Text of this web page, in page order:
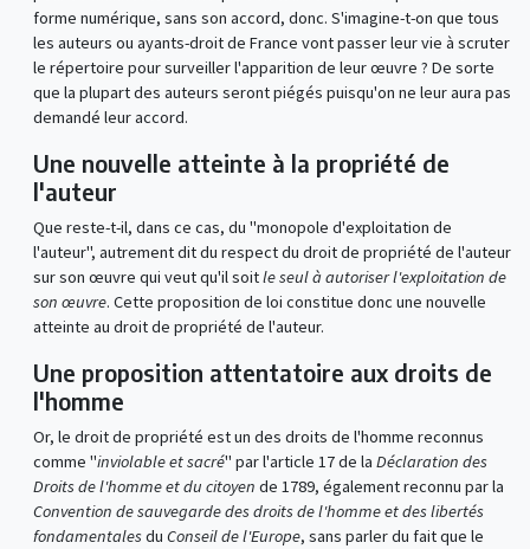
forme numérique, sans son accord, donc. S'imagine-t-on que tous
les auteurs ou ayants-droit de France vont passer leur vie à scruter
le répertoire pour surveiller l'apparition de leur œuvre ? De sorte
que la plupart des auteurs seront piégés puisqu'on ne leur aura pas
demandé leur accord.
Une nouvelle atteinte à la propriété de
l'auteur
Que reste-t-il, dans ce cas, du "monopole d'exploitation de
l'auteur", autrement dit du respect du droit de propriété de l'auteur
sur son œuvre qui veut qu'il soitle seul à autoriser l'exploitation de
son œuvre. Cette proposition de loi constitue donc une nouvelle
atteinte au droit de propriété de l'auteur.
Une proposition attentatoire aux droits de
l'homme
Or, le droit de propriété est un des droits de l'homme reconnus
comme "inviolable et sacré" par l'article 17 de la Déclaration des
Droits de l'homme et du citoyen de 1789, également reconnu par la
Convention de sauvegarde des droits de l'homme et des libertés
fondamentales du Conseil de l'Europe, sans parler du fait que le